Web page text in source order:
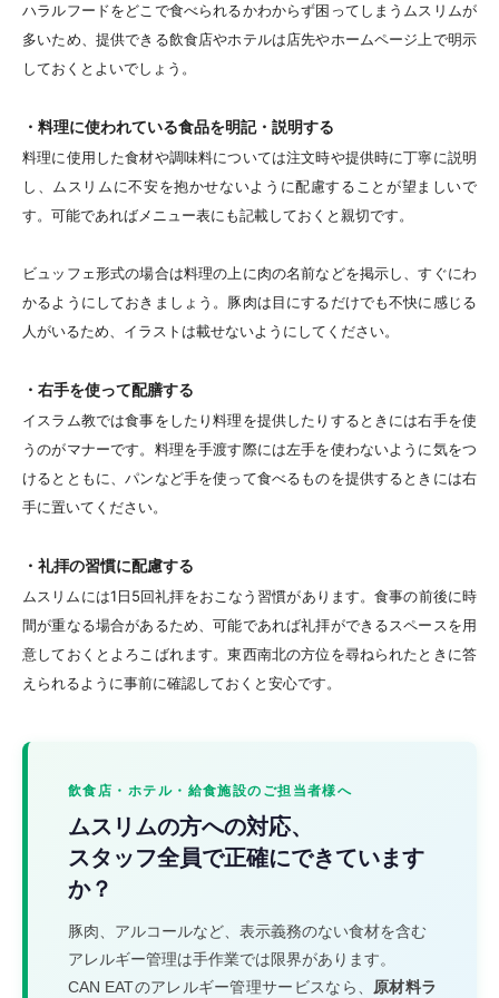
ハラルフードをどこで食べられるかわからず困ってしまうムスリムが
多いため、提供できる飲食店やホテルは店先やホームページ上で明示
しておくとよいでしょう。
・料理に使われている食品を明記・説明する
料理に使用した食材や調味料については注文時や提供時に丁寧に説明
し、ムスリムに不安を抱かせないように配慮することが望ましいで
す。可能であればメニュー表にも記載しておくと親切です。
ビュッフェ形式の場合は料理の上に肉の名前などを掲示し、すぐにわ
かるようにしておきましょう。豚肉は目にするだけでも不快に感じる
人がいるため、イラストは載せないようにしてください。
・右手を使って配膳する
イスラム教では食事をしたり料理を提供したりするときには右手を使
うのがマナーです。料理を手渡す際には左手を使わないように気をつ
けるとともに、パンなど手を使って食べるものを提供するときには右
手に置いてください。
・礼拝の習慣に配慮する
ムスリムには1日5回礼拝をおこなう習慣があります。食事の前後に時
間が重なる場合があるため、可能であれば礼拝ができるスペースを用
意しておくとよろこばれます。東西南北の方位を尋ねられたときに答
えられるように事前に確認しておくと安心です。
飲食店・ホテル・給食施設のご担当者様へ
ムスリムの方への対応、
スタッフ全員で正確にできています
か？
豚肉、アルコールなど、表示義務のない食材を含む
アレルギー管理は手作業では限界があります。
CAN EATのアレルギー管理サービスなら、 原材料ラ